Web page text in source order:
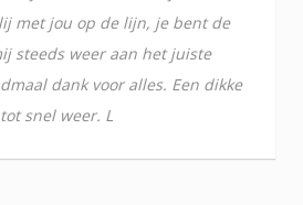
met jou op de lijn, je bent de
steeds weer aan het juiste
dank voor alles. Een dikke
snel weer. L